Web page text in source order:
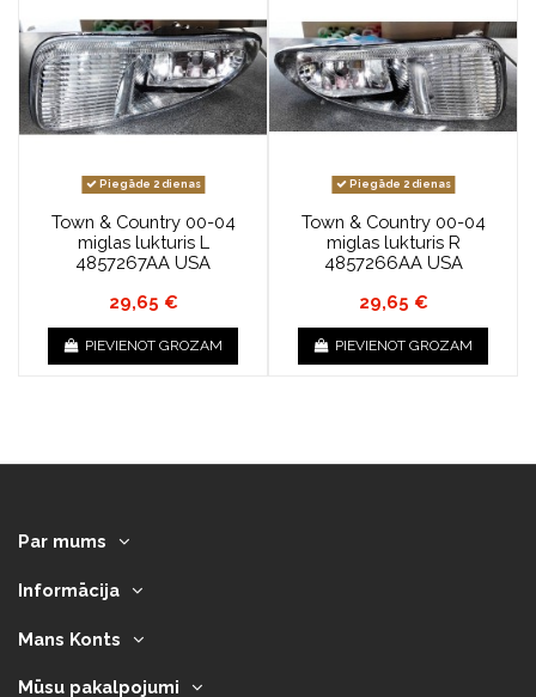
Piegāde 2 dienas
Town & Country 00-04
miglas lukturis L
4857267AA USA
29,65 €
PIEVIENOT GROZAM
Piegāde 2 dienas
Town & Country 00-04
miglas lukturis R
4857266AA USA
29,65 €
PIEVIENOT GROZAM
Par mums
Informācija
Mans Konts
Mūsu pakalpojumi